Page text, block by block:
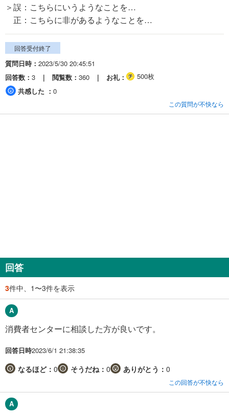
＞誤：こちらにいうようなことを…
正：こちらに非があるようなことを…
回答受付終了
質問日時
2023/5/30 20:45:51
回答数
3 閲覧数 360 お礼
500枚
共感した
0
この質問が不快なら
回答
3件中、1〜3件を表示
消費者センターに相談した方が良いです。
回答日時2023/6/1 21:38:35
なるほど： 0 そうだね： 0 ありがとう： 0
この回答が不快なら